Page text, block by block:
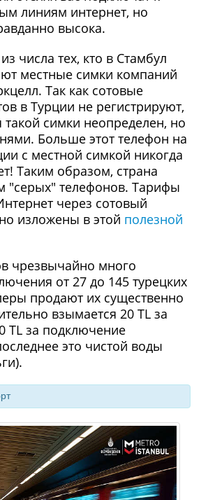
линиям интернет, но
высока.
числа тех, кто в Стамбул
местные симки компаний
Так как сотовые
в Турции не регистрируют,
такой симки неопределен, но
Больше этот телефон на
с местной симкой никогда
Таким образом, страна
"серых" телефонов. Тарифы
через сотовый
изложены в этой полезной
чрезвычайно много
от 27 до 145 турецких
продают их существенно
взымается 20 TL за
TL за подключение
это чистой воды